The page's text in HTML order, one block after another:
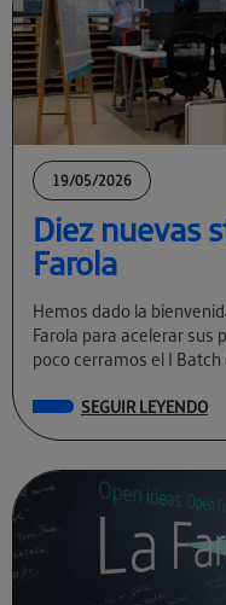
19/05/2026
Diez nuevas
Farola
Hemos dado la
Farola para acelerar sus
poco cerramos el I
SEGUIR LEYENDO